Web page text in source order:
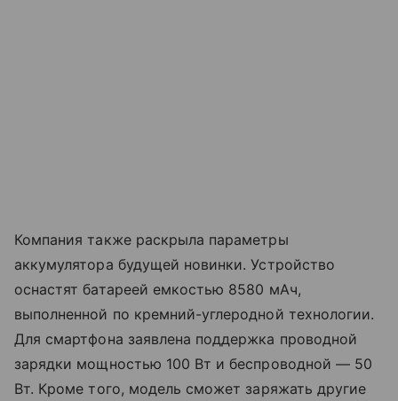
Компания также раскрыла параметры
аккумулятора будущей новинки. Устройство
оснастят батареей емкостью 8580 мАч,
выполненной по кремний-углеродной технологии.
Для смартфона заявлена поддержка проводной
зарядки мощностью 100 Вт и беспроводной — 50
Вт. Кроме того, модель сможет заряжать другие